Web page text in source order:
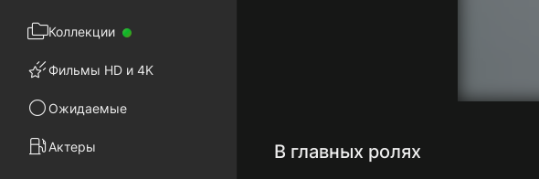
В главных ролях
Коллекции
Фильмы HD и 4K
Ожидаемые
Актеры